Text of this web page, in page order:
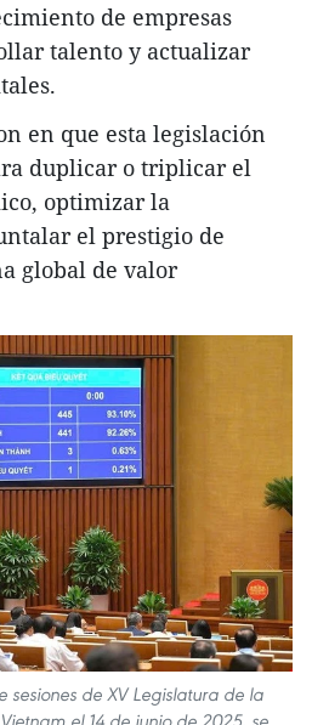
de empresas
talento y actualizar
en que esta legislación
duplicar o triplicar el
optimizar la
el prestigio de
global de valor
sesiones de XV Legislatura de la